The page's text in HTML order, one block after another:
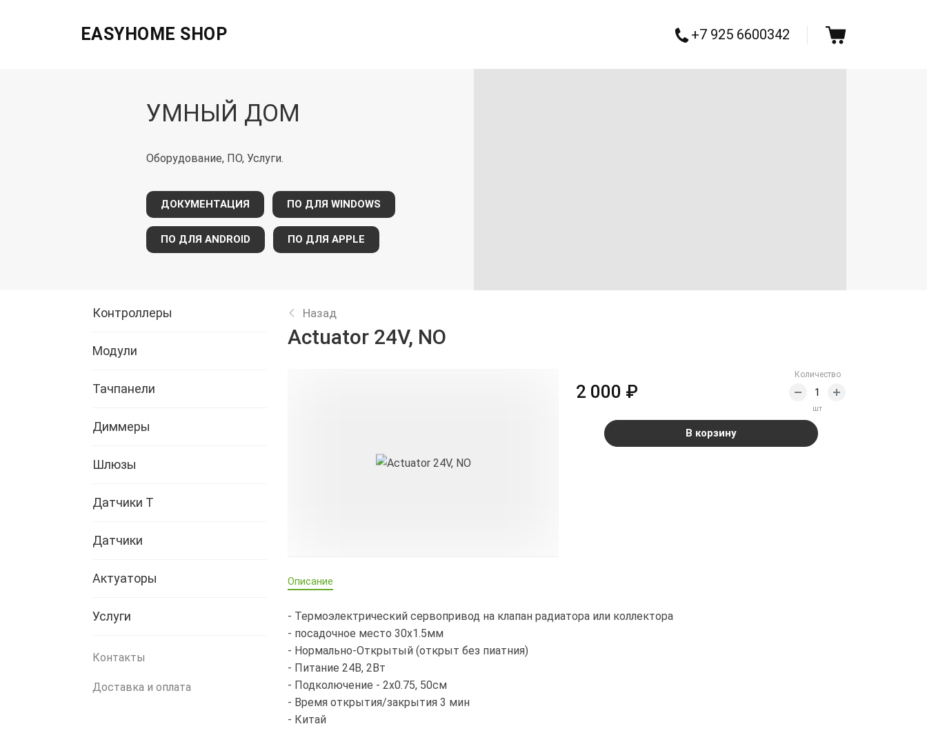
EASYHOME SHOP +7 925 6600342
УМНЫЙ ДОМ
Оборудование, ПО, Услуги.
ДОКУМЕНТАЦИЯ ПО ДЛЯ WINDOWS
ПО ДЛЯ ANDROID ПО ДЛЯ APPLE
Контроллеры
Модули
Тачпанели
Диммеры
Шлюзы
Датчики Т
Датчики
Актуаторы
Услуги
Контакты
Доставка и оплата
Назад
Actuator 24V, NO
2 000 ₽
Количество
шт
В корзину
Описание
- Термоэлектрический сервопривод на клапан радиатора или коллектора
- посадочное место 30х1.5мм
- Нормально-Открытый (открыт без пиатния)
- Питание 24В, 2Вт
- Подколючение - 2х0.75, 50см
- Время открытия/закрытия 3 мин
- Китай